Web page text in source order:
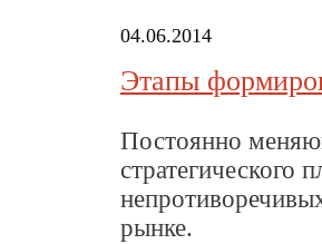
04.06.2014
Этапы
Постоянно
стратегического
рынке.